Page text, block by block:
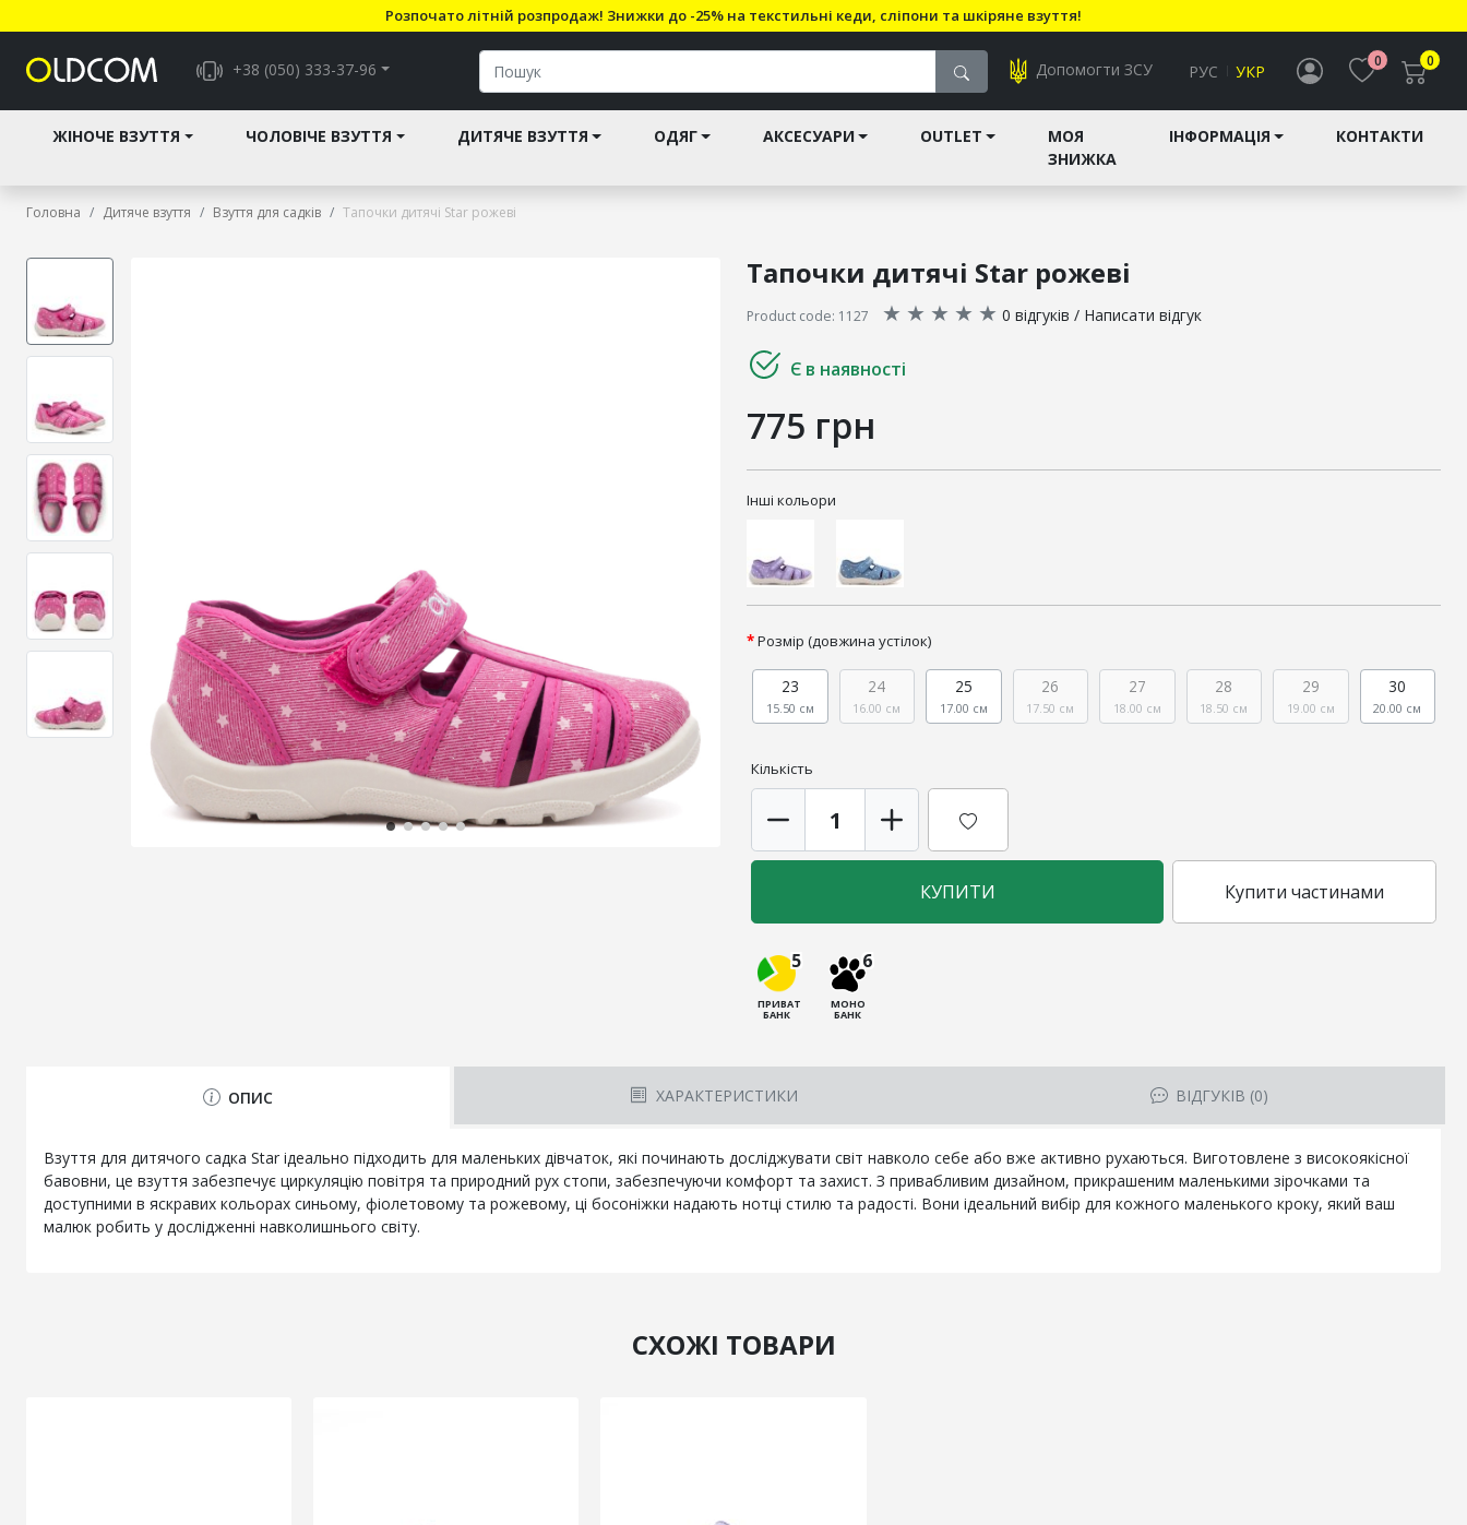
Розпочато літній розпродаж! Знижки до -25% на текстильні кеди, сліпони та шкіряне взуття!
+38 (050) 333-37-96 Допомогти ЗСУ РУС УКР
0 0
ЖІНОЧЕ ВЗУТТЯ ЧОЛОВІЧЕ ВЗУТТЯ ДИТЯЧЕ ВЗУТТЯ ОДЯГ АКСЕСУАРИ OUTLET
МОЯ
ЗНИЖКА
ІНФОРМАЦІЯ КОНТАКТИ
Головна Дитяче взуття Взуття для садків Тапочки дитячі Star рожеві
Тапочки дитячі Star рожеві
Product code: 1127 ★ ★ ★ ★ ★ 0 відгуків / Написати відгук
Є в наявності
775 грн
Інші кольори
Розмір (довжина устілок)
23
15.50 см
24
16.00 см
25
17.00 см
26
17.50 см
27
18.00 см
28
18.50 см
29
19.00 см
30
20.00 см
Кількість
КУПИТИ Купити частинами
5
ПРИВАТ
БАНК
6
МОНО
БАНК
ОПИС ХАРАКТЕРИСТИКИ ВІДГУКІВ (0)
Взуття для дитячого садка Star ідеально підходить для маленьких дівчаток, які починають досліджувати світ навколо себе або вже активно рухаються. Виготовлене з високоякісної
бавовни, це взуття забезпечує циркуляцію повітря та природний рух стопи, забезпечуючи комфорт та захист. З привабливим дизайном, прикрашеним маленькими зірочками та
доступними в яскравих кольорах синьому, фіолетовому та рожевому, ці босоніжки надають нотці стилю та радості. Вони ідеальний вибір для кожного маленького кроку, який ваш
малюк робить у дослідженні навколишнього світу.
СХОЖІ ТОВАРИ